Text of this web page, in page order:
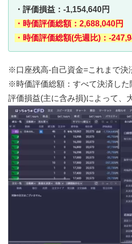
・評価損益：-1,154,640円
・時価評価総額：2,688,040円
・時価評価総額(先週比)：-
※口座残高-自己資金=これまで決
※時価評価総額：すべて決済した
評価損益(主に含み損)によって、